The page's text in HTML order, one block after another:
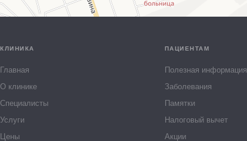
КЛИНИКА
Главная
О клинике
Специалисты
Услуги
Цены
ПАЦИЕНТАМ
Полезная информация
Заболевания
Памятки
Налоговый вычет
Акции